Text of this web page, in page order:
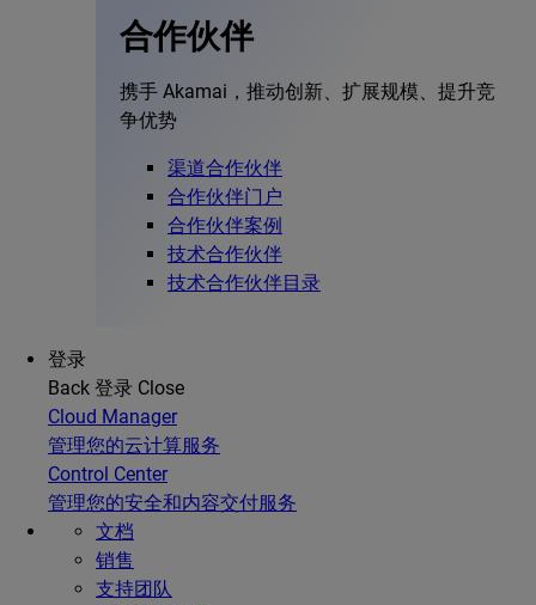
合作伙伴
携手 Akamai，推动创新、扩展规模、提升竞
争优势
渠道合作伙伴
合作伙伴门户
合作伙伴案例
技术合作伙伴
技术合作伙伴目录
登录
Back 登录 Close
Cloud Manager
管理您的云计算服务
Control Center
管理您的安全和内容交付服务
文档
销售
支持团队